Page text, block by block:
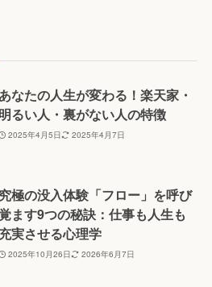
あなたの人生が変わる！楽天家・
明るい人・裏がない人の特徴
2025年4月5日 2025年4月7日
究極の没入体験「フロー」を呼び
ます9つの秘訣：仕事も人生も
充実させる心理学
2025年10月26日 2026年6月7日